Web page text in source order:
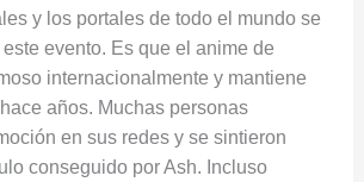
y los portales de todo el mundo se
evento. Es que el anime de
internacionalmente y mantiene
años. Muchas personas
en sus redes y se sintieron
conseguido por Ash. Incluso